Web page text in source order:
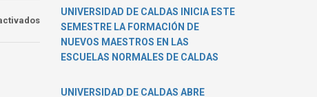
en
programa
invita
UNIVERSIDAD DE CALDAS INICIA ESTE
SEMESTRE LA FORMACIÓN DE
NUEVOS MAESTROS EN LAS
ESCUELAS NORMALES DE CALDAS
UNIVERSIDAD DE CALDAS ABRE